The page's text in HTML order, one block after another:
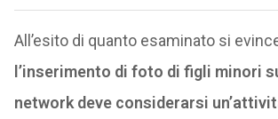
All’esito di quanto esaminato si
l’inserimento di foto di figli minori
network deve considerarsi